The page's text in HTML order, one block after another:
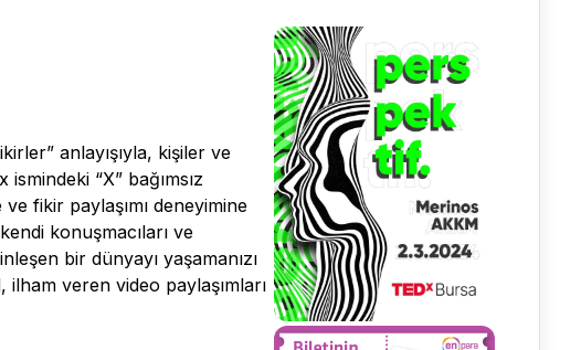
anlayışıyla, kişiler ve
“X” bağımsız
fikir paylaşımı deneyimine
konuşmacıları ve
bir dünyayı yaşamanızı
veren video paylaşımları